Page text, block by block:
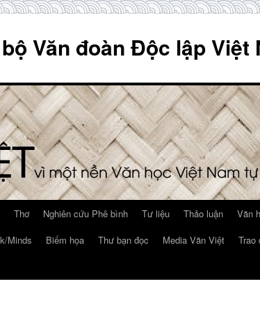
Văn đoàn Độc lập Việt
Thơ Nghiên cứu Phê bình Tư liệu Thảo luận Văn
Minds Biếm họa Thư bạn đọc Media Văn Việt Trao